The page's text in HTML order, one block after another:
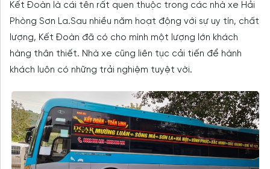
Kết Đoàn là cái tên rất quen thuộc trong các nhà xe Hải
Phòng Sơn La.Sau nhiều năm hoạt động với sự uy tín, chất
lượng, Kết Đoàn đã có cho mình một lượng lớn khách
hàng thân thiết. Nhà xe cũng liên tục cải tiến để hành
khách luôn có những trải nghiệm tuyệt vời.